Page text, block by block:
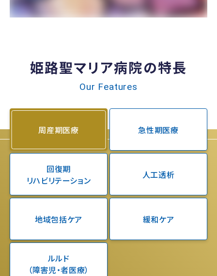
姫路聖マリア病院の特長
Our Features
周産期医療 急性期医療
回復期
リハビリテーション
人工透析
地域包括ケア 緩和ケア
ルルド
（障害児・者医療）